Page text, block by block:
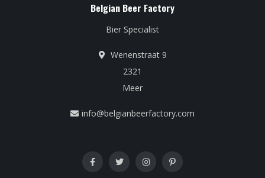
Belgian Beer Factory
Bier Specialist
Wenenstraat 9
2321
Meer
info@belgianbeerfactory.com